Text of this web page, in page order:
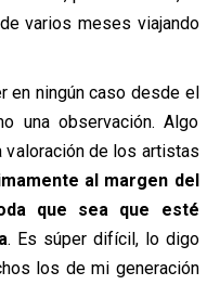
varios meses viajando
en ningún caso desde el
una observación. Algo
valoración de los artistas
al margen del
que sea que esté
. Es súper difícil, lo digo
los de mi generación